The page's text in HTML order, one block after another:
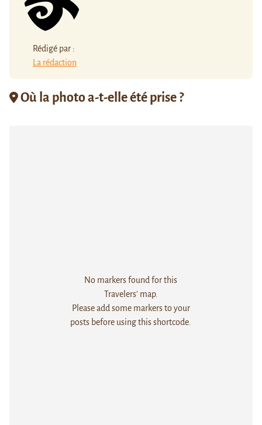
Rédigé par :
La rédaction
Où la photo a-t-elle été prise ?
No markers found for this
Travelers' map.
Please add some markers to your
posts before using this shortcode.